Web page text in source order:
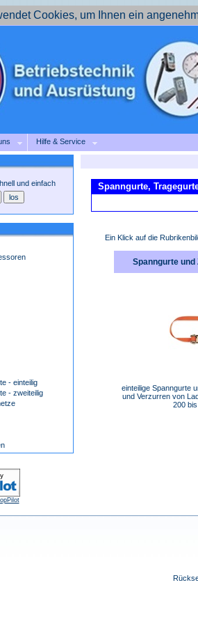
Cookies, um Ihnen ein
Hilfe & Service
und einfach
- einteilig
- zweiteilig
Spanngurte,
Ein Klick auf die
Spanngurte
einteilige Spanngurte
und Verzurren von
200